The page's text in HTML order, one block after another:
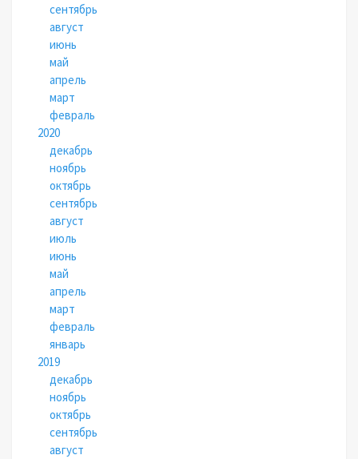
сентябрь
август
июнь
май
апрель
март
февраль
2020
декабрь
ноябрь
октябрь
сентябрь
август
июль
июнь
май
апрель
март
февраль
январь
2019
декабрь
ноябрь
октябрь
сентябрь
август